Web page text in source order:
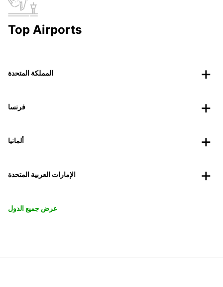
Top Airports
المملكة المتحدة
فرنسا
ألمانيا
الإمارات العربية المتحدة
عرض جميع الدول